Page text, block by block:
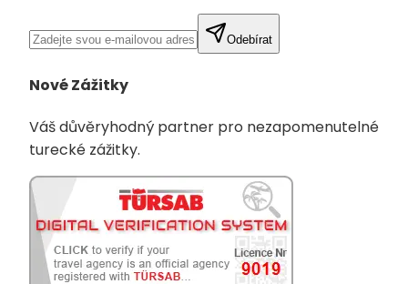
Odebírat
Nové Zážitky
Váš důvěryhodný partner pro nezapomenutelné
turecké zážitky.